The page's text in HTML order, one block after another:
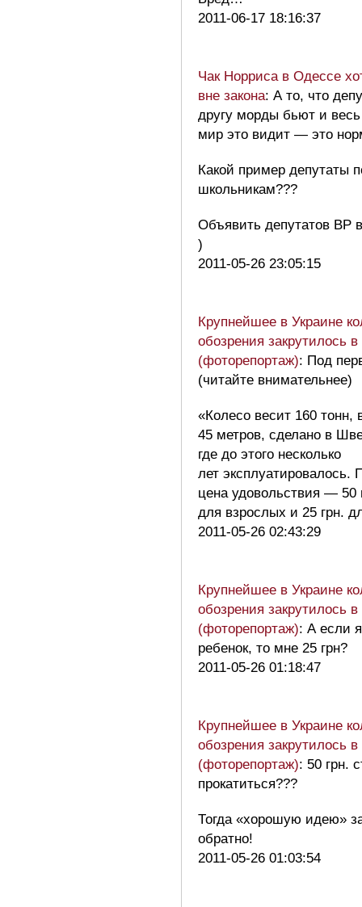
2011-06-17 18:16:37
Чак Норриса в Одессе
вне закона: А то, что
другу морды бьют и весь
мир это видит — это
Какой пример депутаты
школьникам???
Объявить депутатов ВР
)
2011-05-26 23:05:15
Крупнейшее в Украине
обозрения закрутилось
(фоторепортаж): Под
(читайте внимательнее)
«Колесо весит 160 тонн,
45 метров, сделано в
где до этого несколько
лет эксплуатировалось.
цена удовольствия — 50
для взрослых и 25 грн.
2011-05-26 02:43:29
Крупнейшее в Украине
обозрения закрутилось
(фоторепортаж): А если
ребенок, то мне 25 грн?
2011-05-26 01:18:47
Крупнейшее в Украине
обозрения закрутилось
(фоторепортаж): 50 грн.
прокатиться???
Тогда «хорошую идею»
обратно!
2011-05-26 01:03:54